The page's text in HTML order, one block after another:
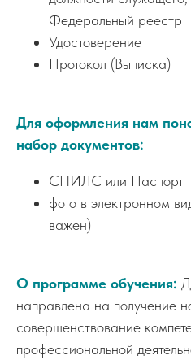
Федеральный реестр
Удостоверение
Протокол (Выписка)
Для оформления нам
набор документов:
СНИЛС или Паспорт
фото в электронном
важен)
О программе обучения:
направлена на получение
совершенствование
профессиональной